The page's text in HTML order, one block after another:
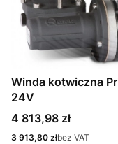
Winda kotwiczna
24V
Cena
4 813,98 zł
Cena
3 913,80 złbez VAT